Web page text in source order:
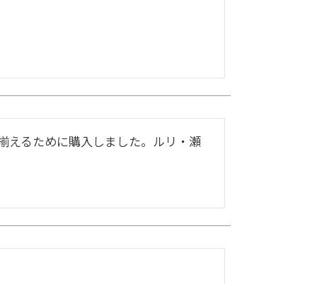
えるために購入しました。ルリ・瀬